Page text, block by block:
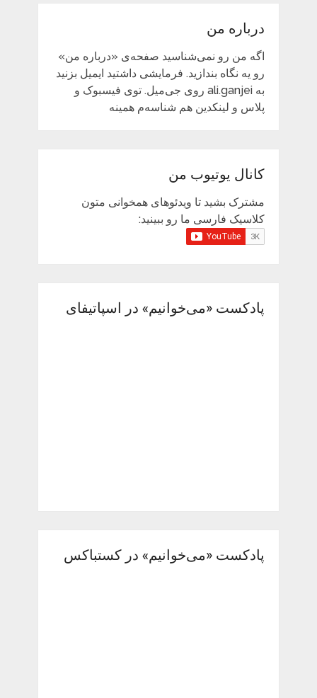
درباره من
اگه من رو نمی‌شناسید صفحه‌ی «درباره من»
رو یه نگاه بندازید. فرمایشی داشتید ایمیل بزنید
به ali.ganjei روی جی‌میل. توی فیسبوک و
پلاس و لینکدین هم شناسه‌م همینه
کانال یوتیوب من
مشترک بشید تا ویدئوهای همخوانی متون
کلاسیک فارسی ما رو ببینید:
پادکست «می‌خوانیم» در اسپاتیفای
پادکست «می‌خوانیم» در کستباکس